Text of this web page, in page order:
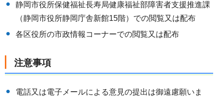
静岡市役所保健福祉長寿局健康福祉部障害者支援推進課
（静岡市役所静岡庁舎新館15階）での閲覧又は配布
各区役所の市政情報コーナーでの閲覧又は配布
注意事項
電話又は電子メールによる意見の提出は御遠慮願いま